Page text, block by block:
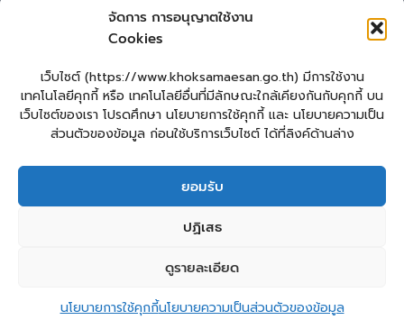
จัดการ การอนุญาตใช้งาน
Cookies
เว็บไซต์ (https://www.khoksamaesan.go.th) มีการใช้งาน
เทคโนโลยีคุกกี้ หรือ เทคโนโลยีอื่นที่มีลักษณะใกล้เคียงกันกับคุกกี้ บน
เว็บไซต์ของเรา โปรดศึกษา นโยบายการใช้คุกกี้ และ นโยบายความเป็น
ส่วนตัวของข้อมูล ก่อนใช้บริการเว็บไซต์ ได้ที่ลิงค์ด้านล่าง
ยอมรับ
ปฏิเสธ
ดูรายละเอียด
นโยบายการใช้คุกกี้นโยบายความเป็นส่วนตัวของข้อมูล
6
เข้าสู่ระบบ
จัดทำเว็บไซต์
LopburiWebDesign.co
ยื่นแบบคำร้องทั่วไป
ศูนย์ข้อมูลข่าวสาร หน่วยงาน
กระดานสนทนา
Copyright © 2026 องค์การบริหารส่วนตำบลโคกแสมสาร